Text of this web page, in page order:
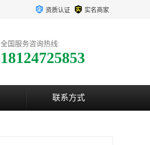
资质认证 实名商家
全国服务咨询热线:
18124725853
联系方式